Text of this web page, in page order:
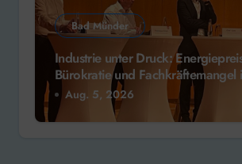
Bad Münder
Industrie unter Druck:
Bürokratie und Fachkräftemangel
Aug. 5, 2026